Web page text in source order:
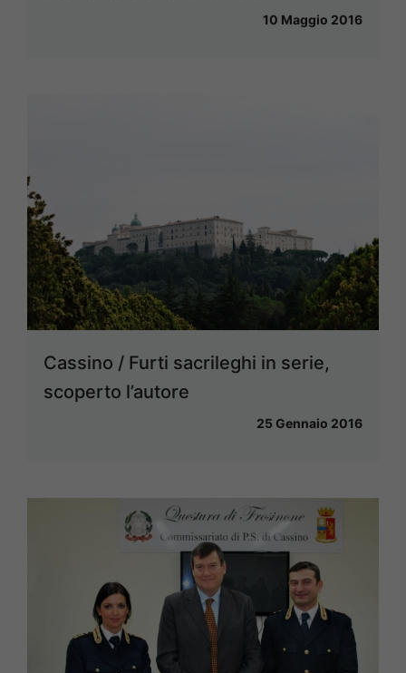
10 Maggio 2016
Cassino / Furti sacrileghi in serie,
scoperto l’autore
25 Gennaio 2016